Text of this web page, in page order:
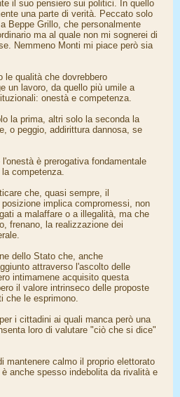
il suo pensiero sui politici. In quello
una parte di verità. Peccato solo
Beppe Grillo, che personalmente
ma al quale non mi sognerei di
Nemmeno Monti mi piace però sia
le qualità che dovrebbero
un lavoro, da quello più umile a
onestà e competenza.
la prima, altri solo la seconda la
o peggio, addirittura dannosa, se
è prerogativa fondamentale
competenza.
che, quasi sempre, il
implica compromessi, non
a malaffare o a illegalità, ma che
frenano, la realizzazione dei
dello Stato che, anche
attraverso l'ascolto delle
intimamene acquisito questa
il valore intrinseco delle proposte
che le esprimono.
i cittadini ai quali manca però una
loro di valutare "ciò che si dice"
mantenere calmo il proprio elettorato
anche spesso indebolita da rivalità e